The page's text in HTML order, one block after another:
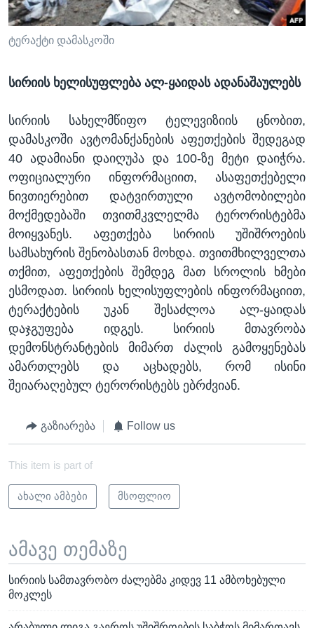
ᲡᲢᲣᲓᲘᲐ ᲕᲐᲨᲘᲜᲒᲢᲝᲜᲘ
ᲔᲙᲝᲜᲝᲛᲘᲙᲐ
ᲯᲐᲜᲛᲠᲗᲔᲚᲝᲑᲐ
ᲘᲜᲢᲔᲠᲕᲘᲣ
ᲙᲣᲚᲢᲣᲠᲐ
ᲒᲐᲚᲘᲚᲔᲝ
ᲓᲔᲖᲘᲜᲤᲝᲠᲛᲐᲪᲘᲐ
Learning English
ენები
ტერაქტი დამასკოში
სირიის ხელისუფლება ალ-ყაიდას ადანაშაულებს
სირიის სახელმწიფო ტელევიზიის ცნობით,
დამასკოში ავტომანქანების აფეთქების შედეგად
40 ადამიანი დაიღუპა და 100-ზე მეტი დაიჭრა.
ოფიციალური ინფორმაციით, ასაფეთქებელი
ნივთიერებით დატვირთული ავტომობილები
მოქმედებაში თვითმკვლელმა ტერორისტებმა
მოიყვანეს. აფეთქება სირიის უშიშროების
სამსახურის შენობასთან მოხდა. თვითმხილველთა
თქმით, აფეთქების შემდეგ მათ სროლის ხმები
ესმოდათ. სირიის ხელისუფლების ინფორმაციით,
ტერაქტების უკან შესაძლოა ალ-ყაიდას
დაჯგუფება იდგეს. სირიის მთავრობა
დემონსტრანტების მიმართ ძალის გამოყენებას
ამართლებს და აცხადებს, რომ ისინი
შეიარაღებულ ტერორისტებს ებრძვიან.
გაზიარება Follow us
This item is part of
ახალი ამბები მსოფლიო
ამავე თემაზე
სირიის სამთავრობო ძალებმა კიდევ 11 ამბოხებული
მოკლეს